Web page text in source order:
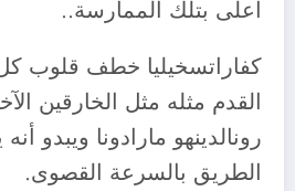
أعلى بتلك الممارسة..
كفاراتسخيليا خطف قلوب
القدم مثله مثل الخارقين
رونالدينهو مارادونا ويبدو
الطريق بالسرعة القصوى.